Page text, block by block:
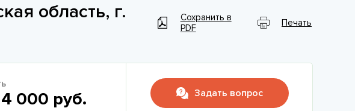
область, г.
Сохранить в
PDF
Печать
000 руб. Задать вопрос